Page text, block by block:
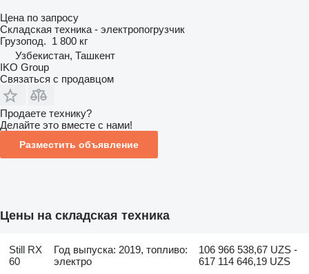
Цена по запросу
Складская техника - электропогрузчик
Грузопод. 1 800 кг
Узбекистан, Ташкент
IKO Group
Связаться с продавцом
Продаете технику?
Делайте это вместе с нами!
Разместить объявление
Цены на складская техника
Still RX
60
Год выпуска: 2019, топливо:
электро
106 966 538,67 UZS -
617 114 646,19 UZS